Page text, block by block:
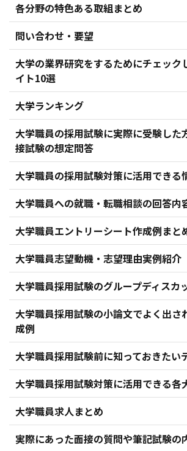
各分野の特色ある取組まとめ
問い合わせ・要望
大学の業界研究をするためにチェック
イト10選
大学ランキング
大学職員の採用試験に実際に受験した
接試験の想定問答
大学職員の採用試験対策に活用できる
大学職員への就職・転職相談の回答内
大学職員エントリーシート作成例まと
大学職員志望動機・志望理由実例紹介
大学職員採用試験のグループディスカ
大学職員採用試験の小論文でよく出さ
成例
大学職員採用試験前に知っておきたい
大学職員採用試験対策に活用できる各
大学職員求人まとめ
実際にあった面接の質問や筆記試験の